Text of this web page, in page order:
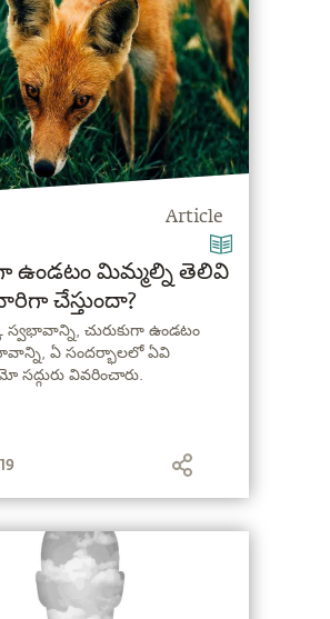
Article
ఉండటం మిమ్మల్ని తెలివి
చేస్తుందా?
చురుకుగా ఉండటం
ఏ సందర్భాలలో ఏవి
వివరించారు.